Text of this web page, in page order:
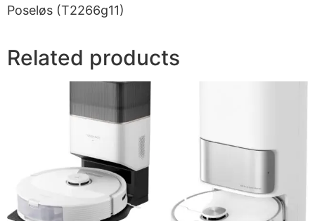
Poseløs (T2266g11)
Related products